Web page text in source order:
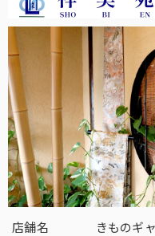
店舗名
きものギ